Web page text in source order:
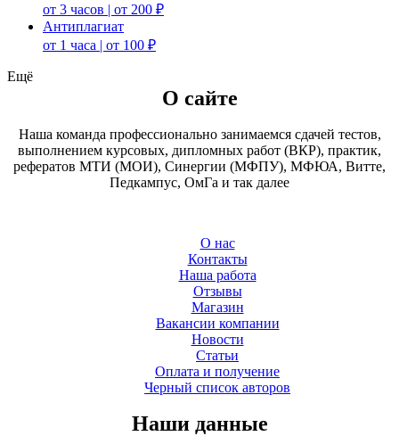
от 3 часов | от 200 ₽
Антиплагиат
от 1 часа | от 100 ₽
Ещё
О сайте
Наша команда профессионально занимаемся сдачей тестов,
выполнением курсовых, дипломных работ (ВКР), практик,
рефератов МТИ (МОИ), Синергии (МФПУ), МФЮА, Витте,
Педкампус, ОмГа и так далее
О нас
Контакты
Наша работа
Отзывы
Магазин
Вакансии компании
Новости
Статьи
Оплата и получение
Черный список авторов
Наши данные